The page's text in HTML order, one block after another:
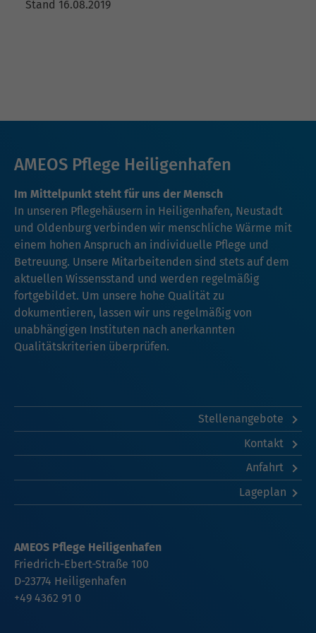
Stand 16.08.2019
AMEOS Pflege Heiligenhafen
Im Mittelpunkt steht für uns der Mensch
In unseren Pflegehäusern in Heiligenhafen, Neustadt
und Oldenburg verbinden wir menschliche Wärme mit
einem hohen Anspruch an individuelle Pflege und
Betreuung. Unsere Mitarbeitenden sind stets auf dem
aktuellen Wissensstand und werden regelmäßig
fortgebildet. Um unsere hohe Qualität zu
dokumentieren, lassen wir uns regelmäßig von
unabhängigen Instituten nach anerkannten
Qualitätskriterien überprüfen.
Stellenangebote
Kontakt
Anfahrt
Lageplan
AMEOS Pflege Heiligenhafen
Friedrich-Ebert-Straße 100
D-23774 Heiligenhafen
+49 4362 91 0